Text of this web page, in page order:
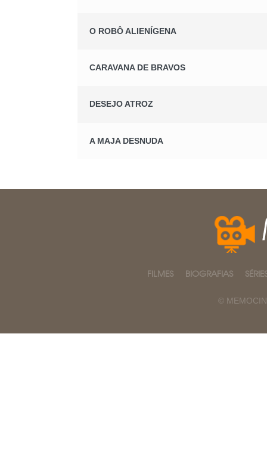
O ROBÔ ALIENÍGENA
CARAVANA DE BRAVOS
DESEJO ATROZ
A MAJA DESNUDA
FILMES BIOGRAFIAS
©